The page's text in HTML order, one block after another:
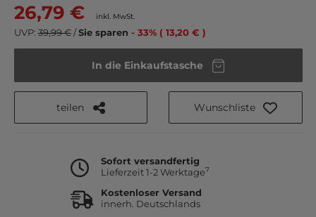
26,79 € inkl. MwSt.
UVP: 39,99 €/Sie sparen - 33% ( 13,20 € )
In die Einkaufstasche
teilen Wunschliste
Sofort versandfertig
Lieferzeit 1-2 Werktage7
Kostenloser Versand
innerh. Deutschlands